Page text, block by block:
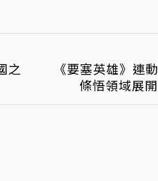
之
《要塞英雄》連
條悟領域展